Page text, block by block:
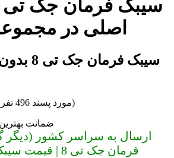
اصلی در
سیبک
(مورد پسند 496 نفر مشتریان از جک شاپ)
ضمانت بهترین قیمت
ارسال به سراسر کشور (دیگر
فرمان جک تی 8 | قیمت سیبک فرمان جک تی 8